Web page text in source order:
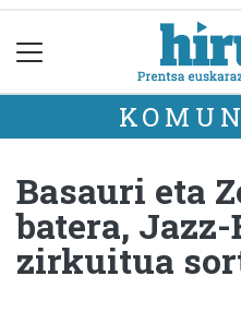
Basauri eta
batera,
zirkuitua